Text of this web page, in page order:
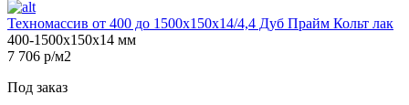
Техномассив от 400 до 1500х150х14/4,4 Дуб Прайм Кольт лак
400-1500х150х14 мм
7 706 р/м2
Под заказ